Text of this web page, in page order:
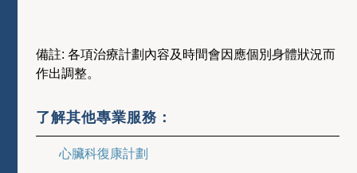
備註: 各項治療計劃內容及時間會因應個別身體狀況而
作出調整。
了解其他專業服務：
心臟科復康計劃